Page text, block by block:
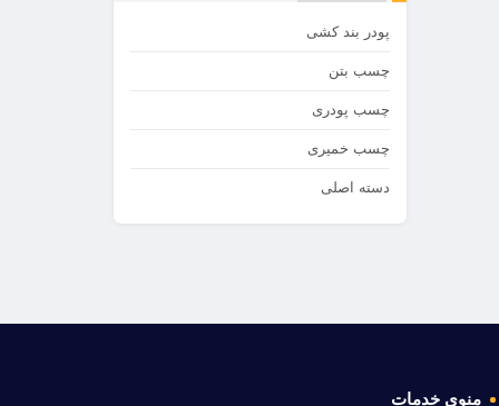
پودر بند کشی
چسب بتن
چسب پودری
چسب خمیری
دسته اصلی
منوی خدمات